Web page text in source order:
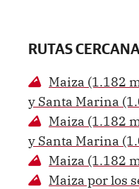
RUTAS
Maiza (1.182
y Santa Marina
Maiza (1.182
y Santa Marina
Maiza (1.182
Maiza por los